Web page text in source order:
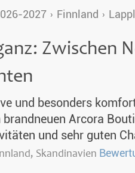
mit Kindern
von Hütte zu Hütte
Guides
mit Hundeschlitten
2027 Finnland
Zwischen
und besonders
Arcora
und sehr guten
Skandinavien